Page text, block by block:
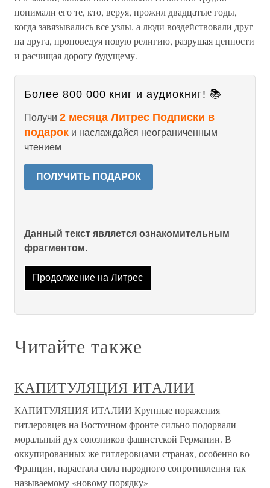
понимали его те, кто, веруя, прожил двадцатые годы,
когда завязывались все узлы, а люди воздействовали друг
на друга, проповедуя новую религию, разрушая ценности
и расчищая дорогу будущему.
Более 800 000 книг и аудиокниг! 📚
Получи 2 месяца Литрес Подписки в
подарок и наслаждайся неограниченным
чтением
ПОЛУЧИТЬ ПОДАРОК
Данный текст является ознакомительным
фрагментом.
Продолжение на Литрес
Читайте также
КАПИТУЛЯЦИЯ ИТАЛИИ
КАПИТУЛЯЦИЯ ИТАЛИИ Крупные поражения
гитлеровцев на Восточном фронте сильно подорвали
моральный дух союзников фашистской Германии. В
оккупированных же гитлеровцами странах, особенно во
Франции, нарастала сила народного сопротивления так
называемому «новому порядку»